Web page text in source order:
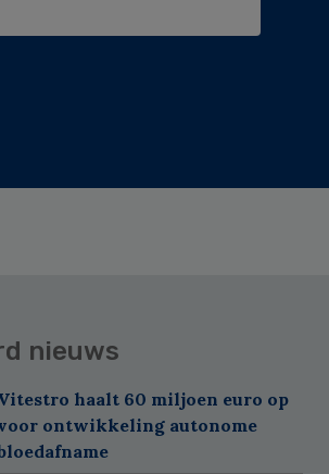
nieuws
haalt 60 miljoen euro op
ontwikkeling autonome